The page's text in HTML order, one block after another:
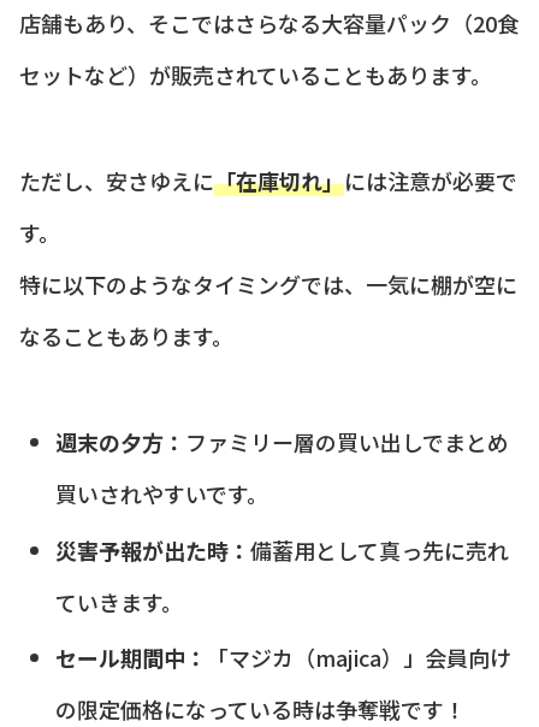
店舗もあり、そこではさらなる大容量パック（20食
セットなど）が販売されていることもあります。
ただし、安さゆえに「在庫切れ」には注意が必要で
す。
特に以下のようなタイミングでは、一気に棚が空に
なることもあります。
週末の夕方： ファミリー層の買い出しでまとめ
買いされやすいです。
災害予報が出た時： 備蓄用として真っ先に売れ
ていきます。
セール期間中：
「マジカ（majica）」会員向け
の限定価格になっている時は争奪戦です！